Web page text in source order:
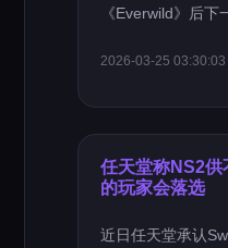
《Everwild》后下
2026-03-25 03:30:03
任天堂称NS2供
的玩家会落选
近日任天堂承认